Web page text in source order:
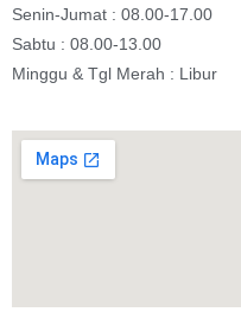
Senin-Jumat : 08.00-17.00
Sabtu : 08.00-13.00
Minggu & Tgl Merah : Libur